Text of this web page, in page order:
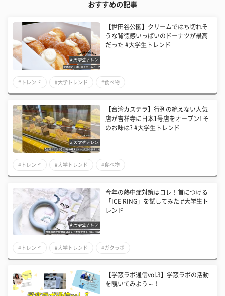
おすすめの記事
【世田谷公園】クリームではち切れそ
うな背徳感いっぱいのドーナツが最高
だった #大学生トレンド
#トレンド #大学トレンド #食べ物
【台湾カステラ】行列の絶えない人気
店が吉祥寺に日本1号店をオープン! そ
のお味は? #大学生トレンド
#トレンド #大学トレンド #食べ物
今年の熱中症対策はコレ！首につける
「ICE RING」を試してみた #大学生ト
レンド
#トレンド #大学トレンド #ガクラボ
【学窓ラボ通信vol.3】学窓ラボの活動
を覗いてみよう～！